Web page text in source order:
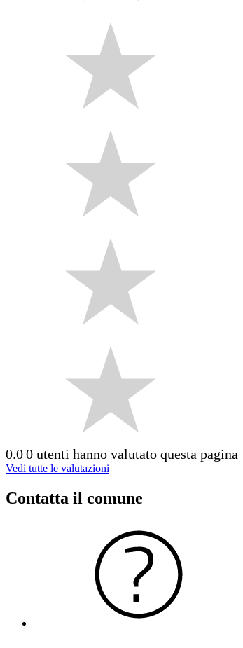
0.00 utenti hanno valutato questa pagina
Vedi tutte le valutazioni
Contatta il comune